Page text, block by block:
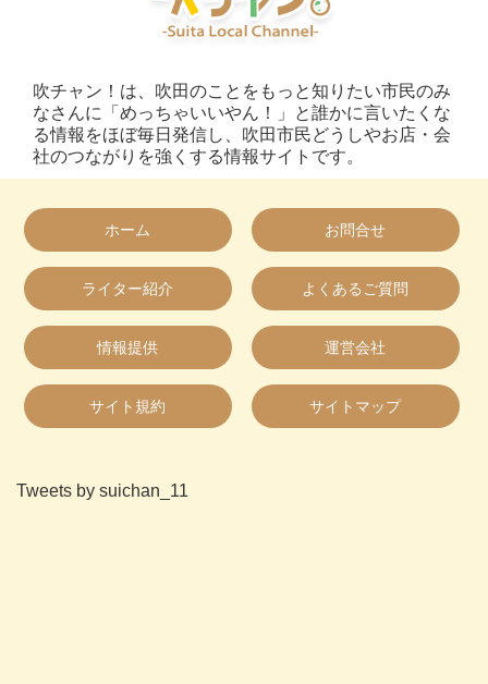
吹チャン！は、吹田のことをもっと知りたい市民のみ
なさんに「めっちゃいいやん！」と誰かに言いたくな
る情報をほぼ毎日発信し、吹田市民どうしやお店・会
社のつながりを強くする情報サイトです。
ホーム お問合せ
ライター紹介 よくあるご質問
情報提供 運営会社
サイト規約 サイトマップ
Tweets by suichan_11